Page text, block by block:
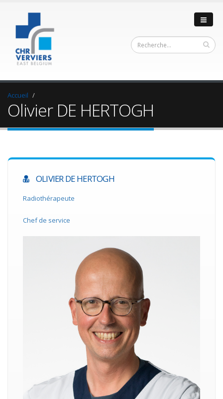
Accueil
Olivier DE HERTOGH
OLIVIER DE HERTOGH
Radiothérapeute
Chef de service